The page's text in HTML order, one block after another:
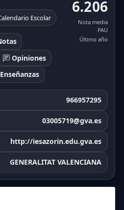
Escolar
Opiniones
6.206
Nota media
PAU
Último año
966957295
03005719@gva.es
http://iesazorin.edu.gva.es
GENERALITAT VALENCIANA